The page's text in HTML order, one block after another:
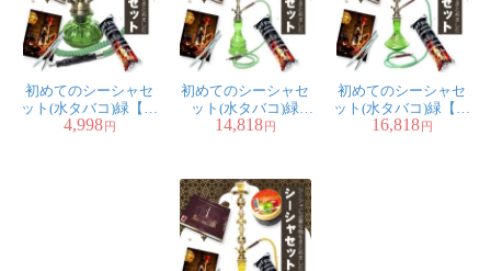
〔初めてのシーシャ
セット〕シーシャ
（水タバコ）青【約
38.5cm】フレーバ
ル、トング、説明書
★ ★★★ ★
迅速な御対応有り難うございま
初めてのシーシャセ
ット(水タバコ)緑【約
25cm】フレーバー、
4,998 円
初めてのシーシャセ
ット(水タバコ)緑
【77cm】フレーバ
付き
14,818 円
初めてのシーシャセ
ット(水タバコ)緑【約
76cm】フレーバー、
16,818 円